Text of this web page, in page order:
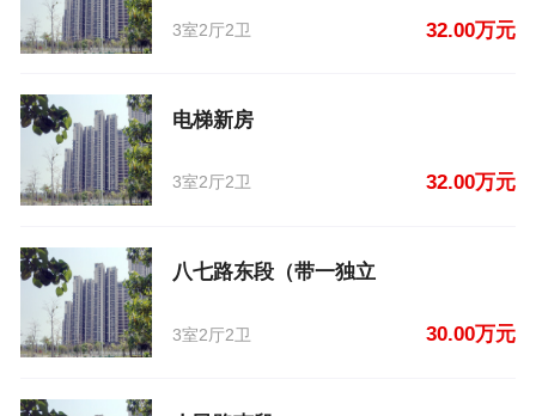
3室2厅2卫 32.00万元
电梯新房
3室2厅2卫 32.00万元
八七路东段（带一独立
3室2厅2卫 30.00万元